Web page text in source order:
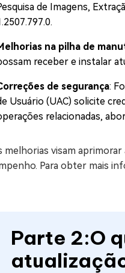
de Imagens,
na pilha de
receber e instalar
de segurança:
Usuário (UAC) solicite
relacionadas,
melhorias visam
Para obter mais
Parte 2:O